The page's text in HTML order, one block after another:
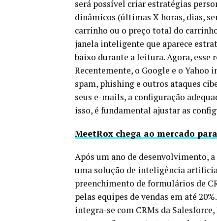
será possível criar estratégias
dinâmicos (últimas X horas, dias,
carrinho ou o preço total do
janela inteligente que aparece
baixo durante a leitura. Agora, esse
Recentemente, o Google e o
spam, phishing e outros ataques
seus e-mails, a configuração
isso, é fundamental ajustar as
MeetRox chega ao mercado
Após um ano de desenvolvimento,
uma solução de inteligência
preenchimento de formulários de
pelas equipes de vendas em até
integra-se com CRMs da